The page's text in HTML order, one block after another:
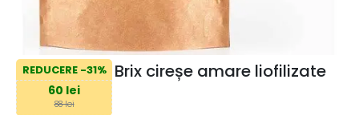
REDUCERE -31%
60 lei
88 lei
Brix cireșe amare liofilizate